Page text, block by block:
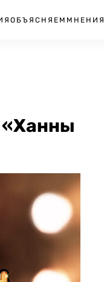
ОБЪЯСНЯЕМ МНЕНИЯ
«Ханны